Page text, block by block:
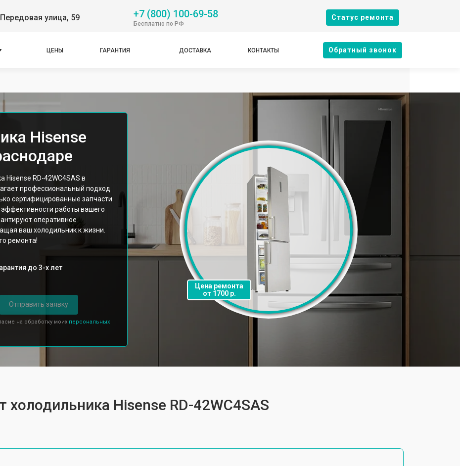
Передовая улица, 59 +7 (800) 100-69-58
Бесплатно по РФ
Cтатус ремонта
ЦЕНЫ ГАРАНТИЯ ДОСТАВКА КОНТАКТЫ Oбратный звонок
Hisense
Hisense RD-42WC4SAS в
профессиональный подход
сертифицированные запчасти
работы вашего
оперативное
ваш холодильник к жизни.
ремонта!
до 3-х лет
Отправить заявку
на обработку моих персональных
Цена ремонта
от 1700 р.
холодильника Hisense RD-42WC4SAS